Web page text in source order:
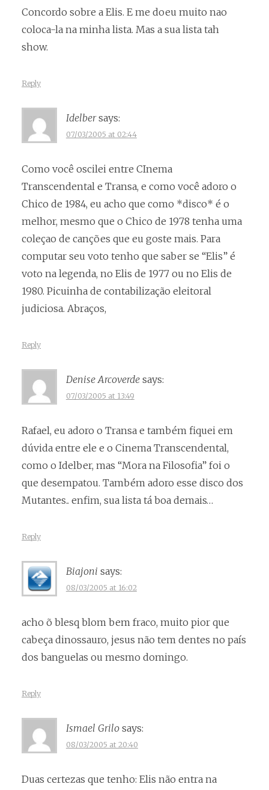
Concordo sobre a Elis. E me doeu muito nao
coloca-la na minha lista. Mas a sua lista tah
show.
Reply
Idelber says:
07/03/2005 at 02:44
Como você oscilei entre CInema
Transcendental e Transa, e como você adoro o
Chico de 1984, eu acho que como *disco* é o
melhor, mesmo que o Chico de 1978 tenha uma
coleçao de canções que eu goste mais. Para
computar seu voto tenho que saber se “Elis” é
voto na legenda, no Elis de 1977 ou no Elis de
1980. Picuinha de contabilização eleitoral
judiciosa. Abraços,
Reply
Denise Arcoverde says:
07/03/2005 at 13:49
Rafael, eu adoro o Transa e também fiquei em
dúvida entre ele e o Cinema Transcendental,
como o Idelber, mas “Mora na Filosofia” foi o
que desempatou. Também adoro esse disco dos
Mutantes.. enfim, sua lista tá boa demais…
Reply
Biajoni says:
08/03/2005 at 16:02
acho õ blesq blom bem fraco, muito pior que
cabeça dinossauro, jesus não tem dentes no país
dos banguelas ou mesmo domingo.
Reply
Ismael Grilo says:
08/03/2005 at 20:40
Duas certezas que tenho: Elis não entra na